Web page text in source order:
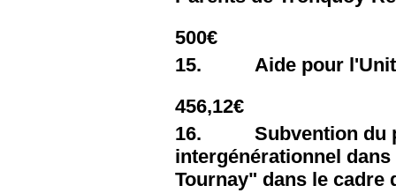
500€
15. Aide pour l'Unité
456,12€
16. Subvention du
intergénérationnel
Tournay" dans le cadre